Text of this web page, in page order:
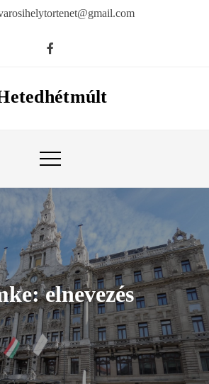
elnevezés